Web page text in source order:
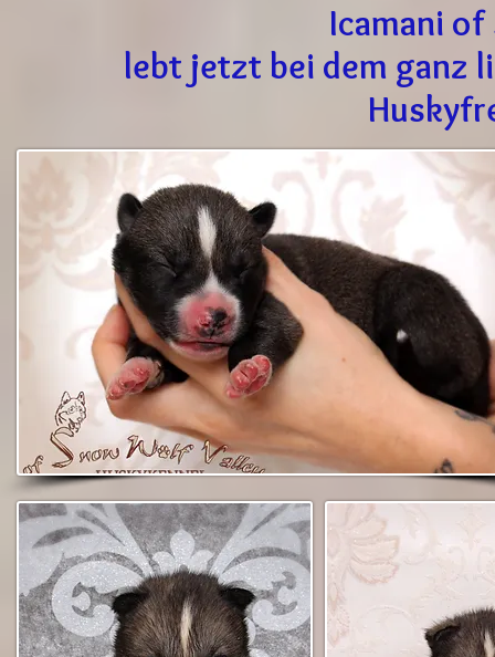
Icamani
lebt jetzt bei dem ganz